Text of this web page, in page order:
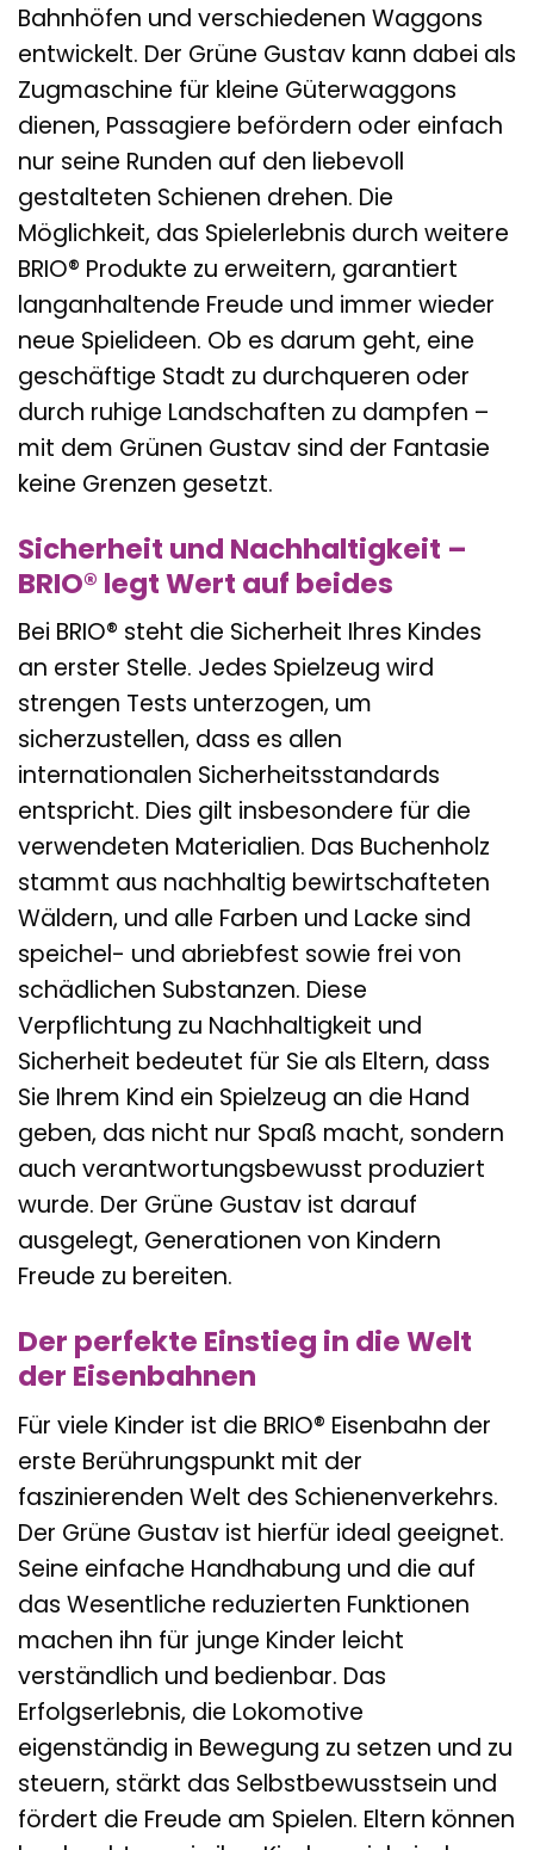
Bahnhöfen und verschiedenen Waggons
entwickelt. Der Grüne Gustav kann dabei als
Zugmaschine für kleine Güterwaggons
dienen, Passagiere befördern oder einfach
nur seine Runden auf den liebevoll
gestalteten Schienen drehen. Die
Möglichkeit, das Spielerlebnis durch weitere
BRIO® Produkte zu erweitern, garantiert
langanhaltende Freude und immer wieder
neue Spielideen. Ob es darum geht, eine
geschäftige Stadt zu durchqueren oder
durch ruhige Landschaften zu dampfen –
mit dem Grünen Gustav sind der Fantasie
keine Grenzen gesetzt.
Sicherheit und Nachhaltigkeit –
BRIO® legt Wert auf beides
Bei BRIO® steht die Sicherheit Ihres Kindes
an erster Stelle. Jedes Spielzeug wird
strengen Tests unterzogen, um
sicherzustellen, dass es allen
internationalen Sicherheitsstandards
entspricht. Dies gilt insbesondere für die
verwendeten Materialien. Das Buchenholz
stammt aus nachhaltig bewirtschafteten
Wäldern, und alle Farben und Lacke sind
speichel- und abriebfest sowie frei von
schädlichen Substanzen. Diese
Verpflichtung zu Nachhaltigkeit und
Sicherheit bedeutet für Sie als Eltern, dass
Sie Ihrem Kind ein Spielzeug an die Hand
geben, das nicht nur Spaß macht, sondern
auch verantwortungsbewusst produziert
wurde. Der Grüne Gustav ist darauf
ausgelegt, Generationen von Kindern
Freude zu bereiten.
Der perfekte Einstieg in die Welt
der Eisenbahnen
Für viele Kinder ist die BRIO® Eisenbahn der
erste Berührungspunkt mit der
faszinierenden Welt des Schienenverkehrs.
Der Grüne Gustav ist hierfür ideal geeignet.
Seine einfache Handhabung und die auf
das Wesentliche reduzierten Funktionen
machen ihn für junge Kinder leicht
verständlich und bedienbar. Das
Erfolgserlebnis, die Lokomotive
eigenständig in Bewegung zu setzen und zu
steuern, stärkt das Selbstbewusstsein und
fördert die Freude am Spielen. Eltern können